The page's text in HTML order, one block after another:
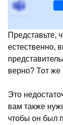
Представьте,
естественно,
верно? Тот же
Это
вам также
чтобы он был